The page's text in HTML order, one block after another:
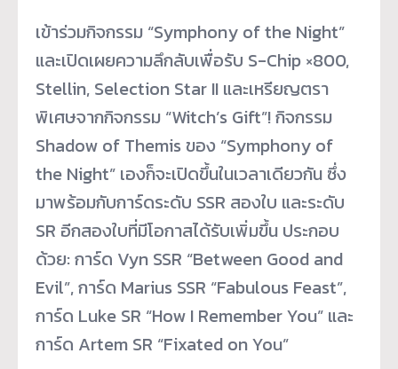
เข้าร่วมกิจกรรม “Symphony of the Night”
และเปิดเผยความลึกลับเพื่อรับ S-Chip ×800,
Stellin, Selection Star II และเหรียญตรา
พิเศษจากกิจกรรม “Witch’s Gift”! กิจกรรม
Shadow of Themis ของ “Symphony of
the Night” เองก็จะเปิดขึ้นในเวลาเดียวกัน ซึ่ง
มาพร้อมกับการ์ดระดับ SSR สองใบ และระดับ
SR อีกสองใบที่มีโอกาสได้รับเพิ่มขึ้น ประกอบ
ด้วย: การ์ด Vyn SSR “Between Good and
Evil”, การ์ด Marius SSR “Fabulous Feast”,
การ์ด Luke SR “How I Remember You” และ
การ์ด Artem SR “Fixated on You”